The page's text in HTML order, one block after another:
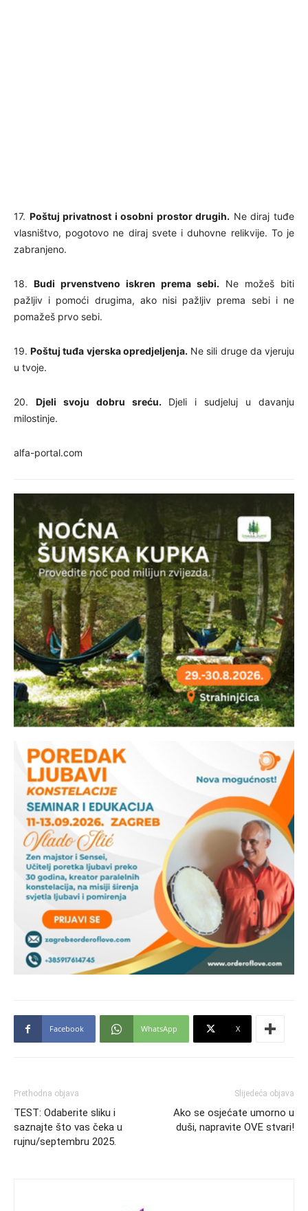
17. Poštuj privatnost i osobni prostor drugih. Ne diraj tuđe
vlasništvo, pogotovo ne diraj svete i duhovne relikvije. To je
zabranjeno.
18. Budi prvenstveno iskren prema sebi. Ne možeš biti
pažljiv i pomoći drugima, ako nisi pažljiv prema sebi i ne
pomažeš prvo sebi.
19.Poštuj tuđa vjerska opredjeljenja. Ne sili druge da vjeruju
u tvoje.
20. Djeli svoju dobru sreću. Djeli i sudjeluj u davanju
milostinje.
alfa-portal.com
Facebook WhatsApp X
Prethodna objava
TEST: Odaberite sliku i
saznajte što vas čeka u
rujnu/septembru 2025.
Slijedeća objava
Ako se osjećate umorno u
duši, napravite OVE stvari!